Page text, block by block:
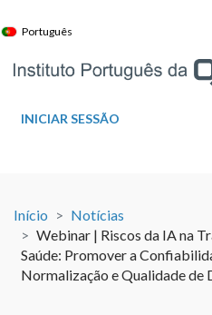
to
Português
INICIAR SESSÃO
Início
Notícias
Webinar | Riscos da IA na
Saúde: Promover a
Normalização e Qualidade de